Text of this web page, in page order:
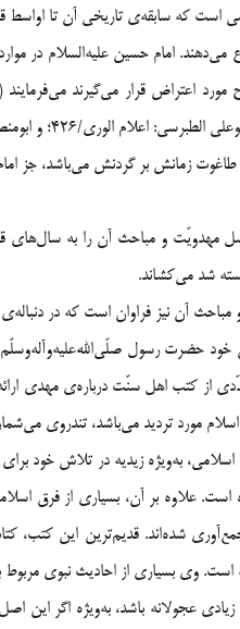
است که سابقه‌ی تاریخی آن تا
می‌دهند. امام حسین علیه‌السلام در
زمانش بر گردنش می‌باشد، جز
شد می‌کشاند.
مباحث آن نیز فراوان است که در
خود حضرت رسول
از کتب اهل سنّت درباره‌ی مهدی
مورد تردید می‌باشد، تندروی
به‌ویژه زیدیه در تلاش خود
علاوه بر آن، بسیاری از فرق
جمع‌آوری شده‌اند. قدیم‌ترین این
سال‌های 80-90/699-708 درگذشته است. وی بسیاری از
عجولانه باشد، به‌ویژه اگر این